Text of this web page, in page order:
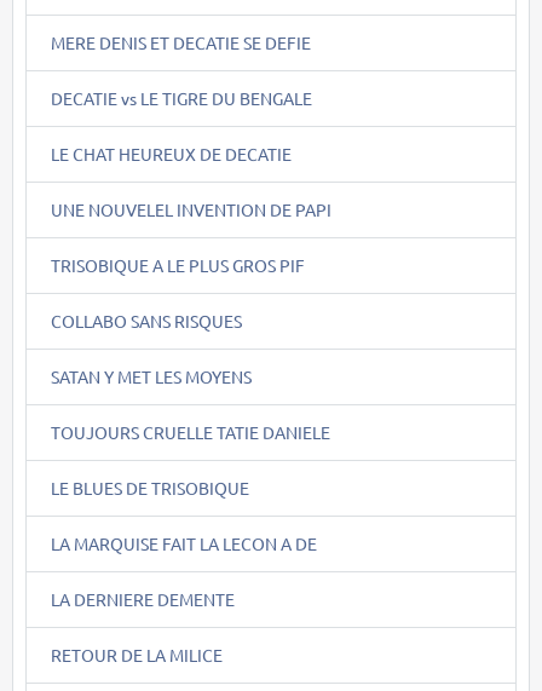
MERE DENIS ET DECATIE SE DEFIE
DECATIE vs LE TIGRE DU BENGALE
LE CHAT HEUREUX DE DECATIE
UNE NOUVELEL INVENTION DE PAPI
TRISOBIQUE A LE PLUS GROS PIF
COLLABO SANS RISQUES
SATAN Y MET LES MOYENS
TOUJOURS CRUELLE TATIE DANIELE
LE BLUES DE TRISOBIQUE
LA MARQUISE FAIT LA LECON A DE
LA DERNIERE DEMENTE
RETOUR DE LA MILICE